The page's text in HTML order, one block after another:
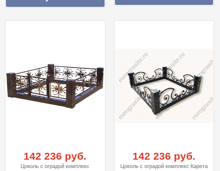
142 236 руб.
Цоколь с оградой комплекс
142 236 руб.
Цоколь с оградой комплекс Карета